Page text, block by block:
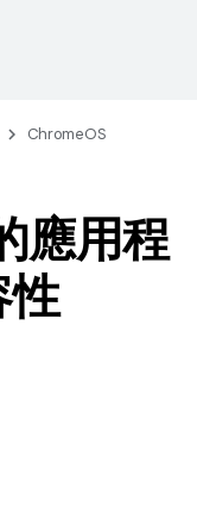
ChromeOS
應用程
性